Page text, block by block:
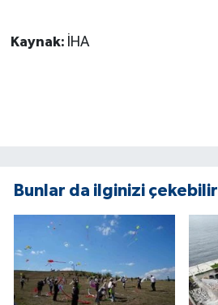
Kaynak: İHA
Bunlar da ilginizi çekebilir